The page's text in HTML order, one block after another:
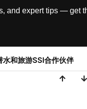
and expert tips — get
水和旅游SSI合作伙伴